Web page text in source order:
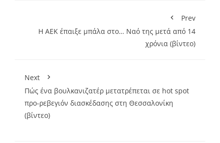
Prev
Η ΑΕΚ έπαιξε μπάλα στο… Ναό της μετά από 14
χρόνια (βίντεο)
Next
Πώς ένα βουλκανιζατέρ μετατρέπεται σε hot spot
προ-ρεβεγιόν διασκέδασης στη Θεσσαλονίκη
(βίντεο)